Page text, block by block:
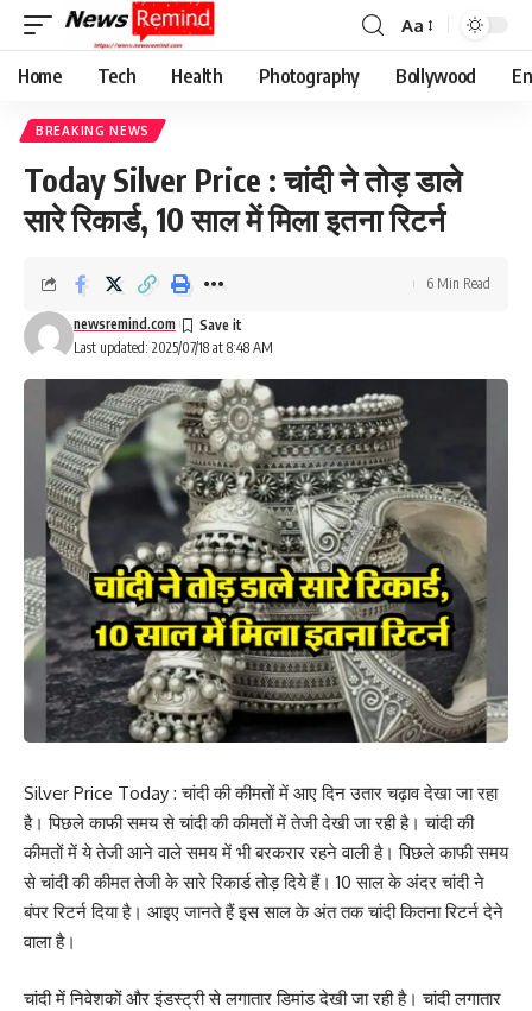
Font
Resizer
Aa
Home Tech Health Photography Bollywood
BREAKING NEWS
Today Silver Price : चांदी ने तोड़ डाले
सारे रिकार्ड, 10 साल में मिला इतना रिटर्न
Last updated: 2025/07/18 at 8:48 AM
newsremind.com
6 Min Read
Silver Price Today : चांदी की कीमतों में आए दिन उतार चढ़ाव देखा जा रहा
है। पिछले काफी समय से चांदी की कीमतों में तेजी देखी जा रही है। चांदी की
कीमतों में ये तेजी आने वाले समय में भी बरकरार रहने वाली है। पिछले काफी समय
से चांदी की कीमत तेजी के सारे रिकार्ड तोड़ दिये हैं। 10 साल के अंदर चांदी ने
बंपर रिटर्न दिया है। आइए जानते हैं इस साल के अंत तक चांदी कितना रिटर्न देने
वाला है।
चांदी में निवेशकों और इंडस्ट्री से लगातार डिमांड देखी जा रही है। चांदी लगातार